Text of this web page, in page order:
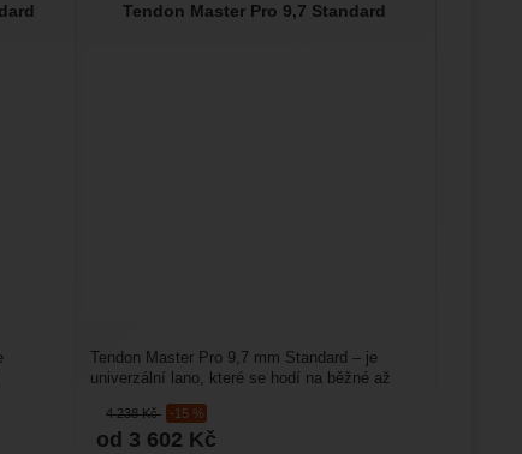
Tendon Master Pro 9,7 Standard
4 238Kč -15 %
od 3 602 Kč
Tendon Master Pro 9,7 mm Standard – je
univerzální lano, které se hodí na běžné až